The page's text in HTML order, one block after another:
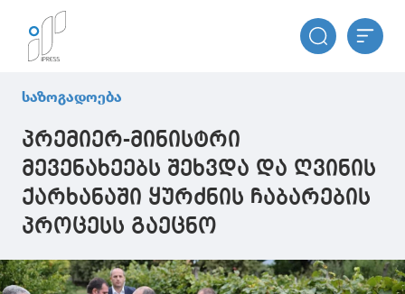
საზოგადოება
პრემიერ-მინისტრი
მევენახეებს შეხვდა და ღვინის
ქარხანაში ყურძნის ჩაბარების
პროცესს გაეცნო